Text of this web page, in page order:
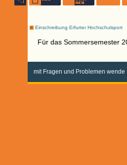
Einschreibung Erfurter Hochschulsport
Für das Sommersemester
mit Fragen und Problemen wende